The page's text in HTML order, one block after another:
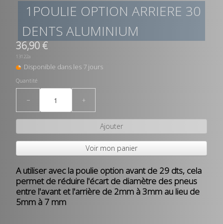
1POULIE OPTION ARRIERE 30
DENTS ALUMINIUM
36,90 €
13122a
Disponible dans les 7 jours
Quantité
− +
Ajouter
Voir mon panier
A utiliser avec la poulie option avant de 29 dts, cela
permet de réduire l'écart de diamètre des pneus
entre l'avant et l'arrière de 2mm à 3mm au lieu de
5mm à 7 mm